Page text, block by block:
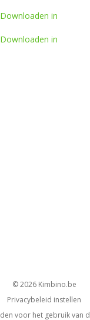
Downloaden in
Downloaden in
© 2026 kimbino.be
Privacybeleid instellen
voor het gebruik van